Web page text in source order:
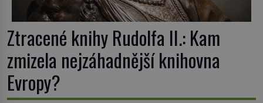
Ztracené knihy Rudolfa II.: Kam
zmizela nejzáhadnější knihovna
Evropy?